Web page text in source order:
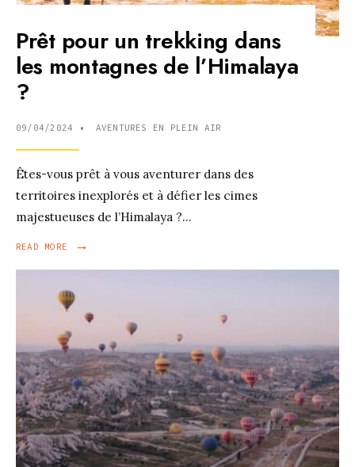
Prêt pour un trekking dans
les montagnes de l’Himalaya
?
09/04/2024 • AVENTURES EN PLEIN AIR
Êtes-vous prêt à vous aventurer dans des
territoires inexplorés et à défier les cimes
majestueuses de l’Himalaya ?...
READ MORE →
READ
POUR
UN
TREKKING
DANS
LES
MONTAGNES
DE
L’HIMALAYA
?